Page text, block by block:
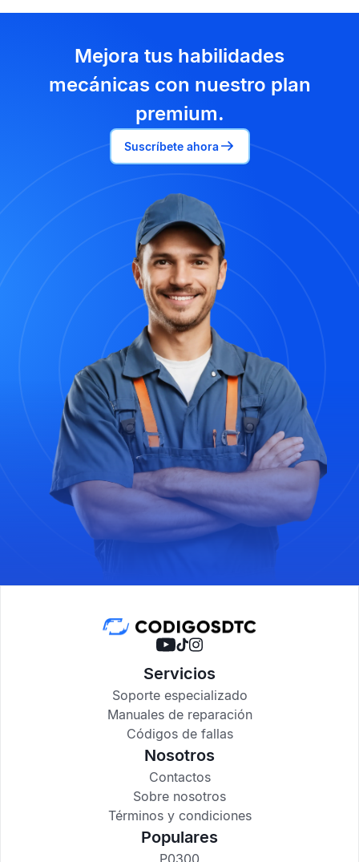
Mejora tus habilidades
mecánicas con nuestro plan
premium.
Suscríbete ahora
Servicios
Soporte especializado
Manuales de reparación
Códigos de fallas
Nosotros
Contactos
Sobre nosotros
Términos y condiciones
Populares